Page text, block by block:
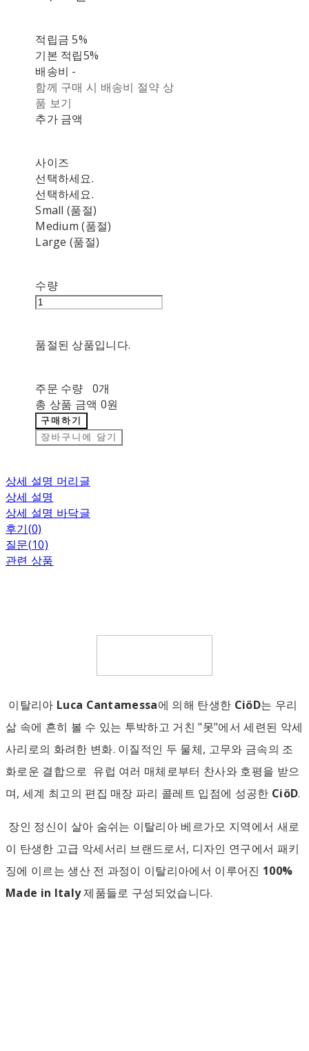
적립금 5%
기본 적립5%
배송비 -
함께 구매 시 배송비 절약 상
품 보기
추가 금액
사이즈
선택하세요.
선택하세요.
Small (품절)
Medium (품절)
Large (품절)
수량
품절된 상품입니다.
주문 수량
0개
총 상품 금액 0원
구매하기
장바구니에 담기
상세 설명 머리글
상세 설명
상세 설명 바닥글
후기(0)
질문(10)
관련 상품
이탈리아 Luca Cantamessa에 의해 탄생한 CiöD는 우리
삶 속에 흔히 볼 수 있는 투박하고 거친 "못"에서 세련된 악세
사리로의 화려한 변화. 이질적인 두 물체, 고무와 금속의 조
화로운 결합으로 유럽 여러 매체로부터 찬사와 호평을 받으
며, 세계 최고의 편집 매장 파리 콜레트 입점에 성공한 CiöD.
장인 정신이 살아 숨쉬는 이탈리아 베르가모 지역에서 새로
이 탄생한 고급 악세서리 브랜드로서, 디자인 연구에서 패키
징에 이르는 생산 전 과정이 이탈리아에서 이루어진 100%
Made in Italy제품들로 구성되었습니다.